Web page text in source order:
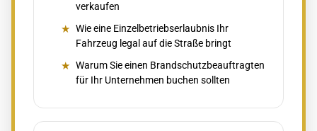
verkaufen
Wie eine Einzelbetriebserlaubnis Ihr
Fahrzeug legal auf die Straße bringt
Warum Sie einen Brandschutzbeauftragten
für Ihr Unternehmen buchen sollten